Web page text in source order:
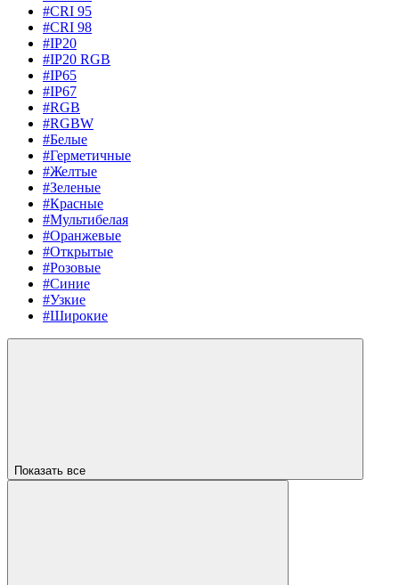
#CRI 95
#CRI 98
#IP20
#IP20 RGB
#IP65
#IP67
#RGB
#RGBW
#Белые
#Герметичные
#Желтые
#Зеленые
#Красные
#Мультибелая
#Оранжевые
#Открытые
#Розовые
#Синие
#Узкие
#Широкие
Показать все